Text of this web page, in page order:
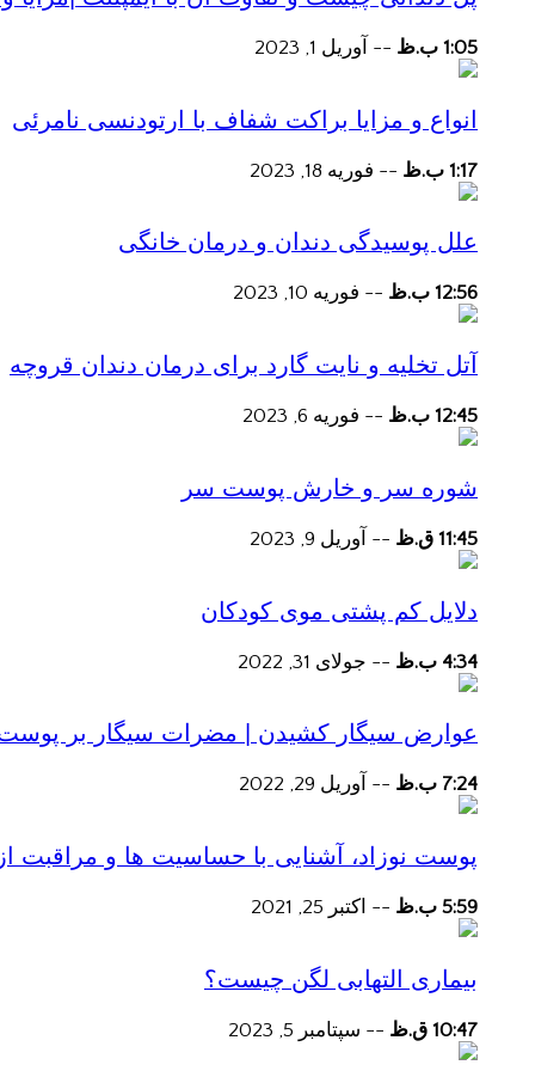
1:05 ب.ظ -- آوریل 1, 2023
انواع و مزایا براکت شفاف با ارتودنسی نامرئی
1:17 ب.ظ -- فوریه 18, 2023
علل پوسیدگی دندان و درمان خانگی
12:56 ب.ظ -- فوریه 10, 2023
آتل تخلیه و نایت گارد برای درمان دندان قروچه
12:45 ب.ظ -- فوریه 6, 2023
شوره سر و خارش پوست سر
11:45 ق.ظ -- آوریل 9, 2023
دلایل کم پشتی موی کودکان
4:34 ب.ظ -- جولای 31, 2022
عوارض سیگار کشیدن | مضرات سیگار بر پوست
7:24 ب.ظ -- آوریل 29, 2022
پوست نوزاد، آشنایی با حساسیت ها و مراقبت
5:59 ب.ظ -- اکتبر 25, 2021
بیماری التهابی لگن چیست؟
10:47 ق.ظ -- سپتامبر 5, 2023